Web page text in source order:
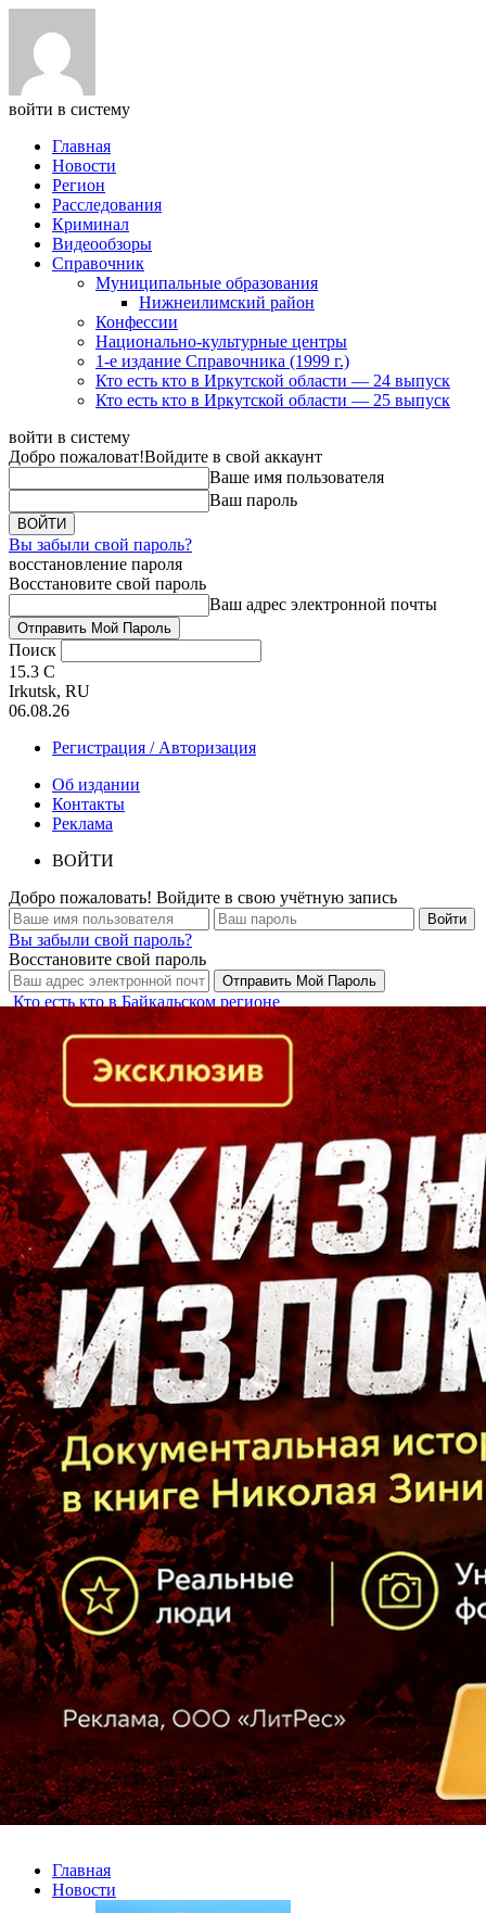
войти в систему
Главная
Новости
Регион
Расследования
Криминал
Видеообзоры
Справочник
Муниципальные образования
Нижнеилимский район
Конфессии
Национально-культурные центры
1-е издание Справочника (1999 г.)
Кто есть кто в Иркутской области — 24 выпуск
Кто есть кто в Иркутской области — 25 выпуск
войти в систему
Добро пожаловат!Войдите в свой аккаунт
Ваше имя пользователя
Ваш пароль
Вы забыли свой пароль?
восстановление пароля
Восстановите свой пароль
Ваш адрес электронной почты
Поиск
15.3 C
Irkutsk, RU
06.08.26
Регистрация / Авторизация
Об издании
Контакты
Реклама
ВОЙТИ
Добро пожаловать! Войдите в свою учётную запись
Вы забыли свой пароль?
Восстановите свой пароль
Кто есть кто в Байкальском регионе
Главная
Новости